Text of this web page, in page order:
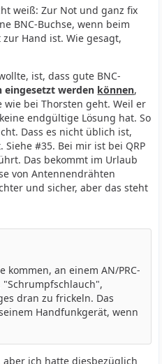
weiß: Zur Not und ganz fix
BNC-Buchse, wenn beim
Hand ist. Wie gesagt,
ist, dass gute BNC-
eingesetzt werden können,
bei Thorsten geht. Weil er
endgültige Lösung hat. So
Dass es nicht üblich ist,
#35. Bei mir ist bei QRP
Das bekommt im Urlaub
von Antennendrähten
und sicher, aber das steht
an einem AN/PRC-
"Schrumpfschlauch",
dran zu frickeln. Das
Handfunkgerät, wenn
ich hatte diesbezüglich